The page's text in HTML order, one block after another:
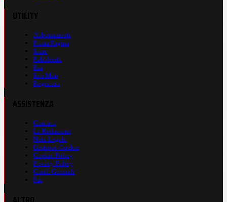
Abbonamenti
Prima Pagina
Store
Pubblicità
Rss
Site Map
Registrati
Contatti
La Redazione
Nota Legale
Gestione Cookie
Cookie Policy
Privacy Policy
Cond. Generali
Faq